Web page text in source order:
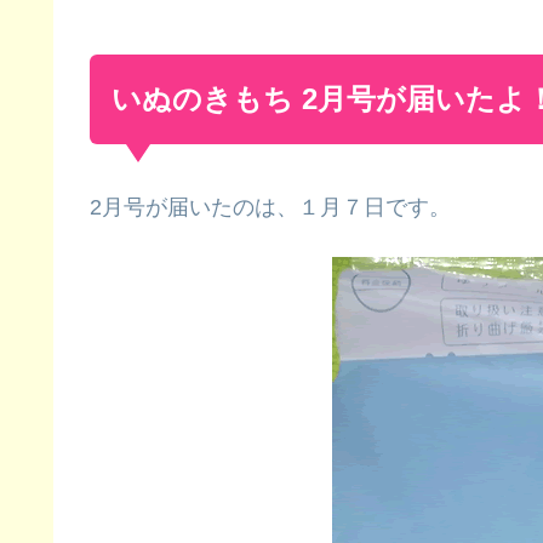
いぬのきもち 2月号が届いたよ
2月号が届いたのは、１月７日です。